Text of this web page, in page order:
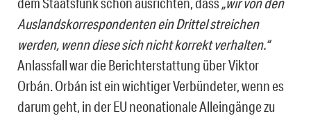
Auslandskorrespondenten ein Drittel streichen
werden, wenn diese sich nicht korrekt verhalten.“
Anlassfall war die Berichterstattung über Viktor
Orbán. Orbán ist ein wichtiger Verbündeter, wenn es
darum geht, in der EU neonationale Alleingänge zu